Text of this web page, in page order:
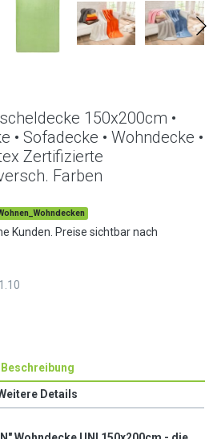
150x200cm •
• Sofadecke • Wohndecke •
Zertifizierte
Farben
Kunden. Preise sichtbar nach
Beschreibung
Details